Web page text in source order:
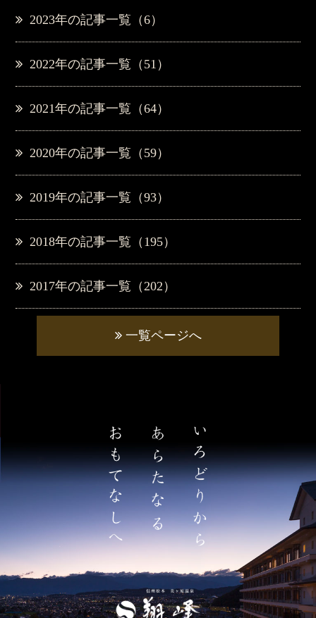
2023年の記事一覧（6）
2022年の記事一覧（51）
2021年の記事一覧（64）
2020年の記事一覧（59）
2019年の記事一覧（93）
2018年の記事一覧（195）
2017年の記事一覧（202）
一覧ページへ